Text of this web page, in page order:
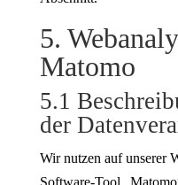
5.
Matomo
5.1
der
Wir nutzen auf unserer
Software-Tool